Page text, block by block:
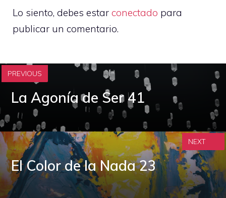
Lo siento, debes estar conectado para
publicar un comentario.
PREVIOUS
La Agonía de Ser 41
El Color de la Nada 23
NEXT